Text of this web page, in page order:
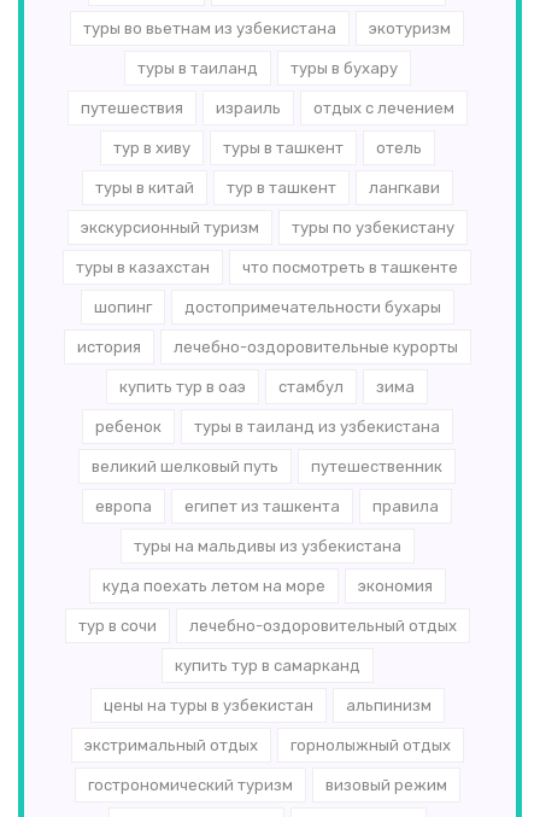
туры во вьетнам из узбекистана экотуризм
туры в таиланд туры в бухару
путешествия израиль отдых с лечением
тур в хиву туры в ташкент отель
туры в китай тур в ташкент лангкави
экскурсионный туризм туры по узбекистану
туры в казахстан что посмотреть в ташкенте
шопинг достопримечательности бухары
история лечебно-оздоровительные курорты
купить тур в оаэ стамбул зима
ребенок туры в таиланд из узбекистана
великий шелковый путь путешественник
европа египет из ташкента правила
туры на мальдивы из узбекистана
куда поехать летом на море экономия
тур в сочи лечебно-оздоровительный отдых
купить тур в самарканд
цены на туры в узбекистан альпинизм
экстримальный отдых горнолыжный отдых
гострономический туризм визовый режим